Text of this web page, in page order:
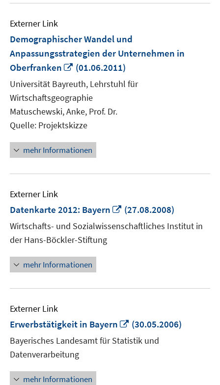
Externer Link
Demographischer Wandel und
Anpassungsstrategien der Unternehmen in
Oberfranken
In
neuem
Fenster
öffnen
(01.06.2011)
Universität Bayreuth, Lehrstuhl für
Wirtschaftsgeographie
Matuschewski, Anke, Prof. Dr.
Quelle: Projektskizze
mehr Informationen
Externer Link
Datenkarte 2012: Bayern
In
neuem
Fenster
(27.08.2008)
Wirtschafts- und Sozialwissenschaftliches Institut in
der Hans-Böckler-Stiftung
mehr Informationen
Externer Link
Erwerbstätigkeit in Bayern
In
neuem
Fenster
(30.05.2006)
Bayerisches Landesamt für Statistik und
Datenverarbeitung
mehr Informationen